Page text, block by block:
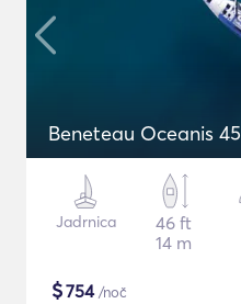
Beneteau Oceanis 45
Jadrnica
46 ft
14 m
$754/noč